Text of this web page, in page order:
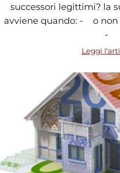
successori legittimi? la
avviene quando: - o non
-
Leggi